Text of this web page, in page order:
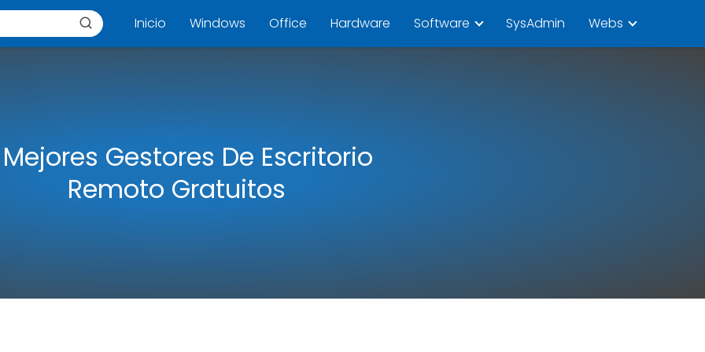
Inicio Windows Office Hardware Software SysAdmin Webs
Gestores De Escritorio
Remoto Gratuitos